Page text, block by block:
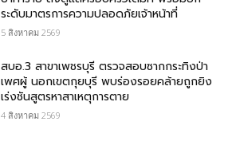
ระดับมาตรการความปลอดภัยเจ้าหน้าที่
5 สิงหาคม 2569
สบอ.3 สาขาเพชรบุรี ตรวจสอบซากกระทิงป่า
เพศผู้ นอกเขตกุยบุรี พบร่องรอยคล้ายถูกยิง
เร่งชันสูตรหาสาเหตุการตาย
4 สิงหาคม 2569